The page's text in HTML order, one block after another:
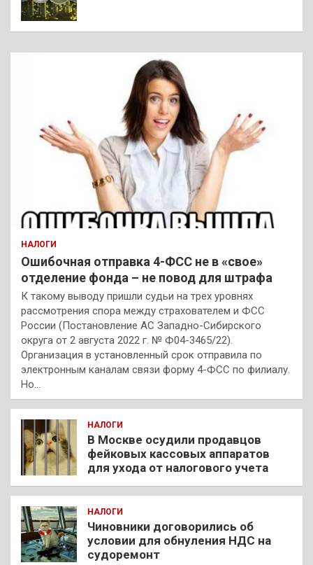
НАЛОГИ
Ошибочная отправка 4-ФСС не в «свое»
отделение фонда – не повод для штрафа
К такому выводу пришли судьи на трех уровнях
рассмотрения спора между страхователем и ФСС
России (Постановление АС Западно-Сибирского
округа от 2 августа 2022 г. № Ф04-3465/22).
Организация в установленный срок отправила по
электронным каналам связи форму 4-ФСС по филиалу.
Но…
НАЛОГИ
В Москве осудили продавцов
фейковых кассовых аппаратов
для ухода от налогового учета
НАЛОГИ
Чиновники договорились об
условии для обнуления НДС на
судоремонт